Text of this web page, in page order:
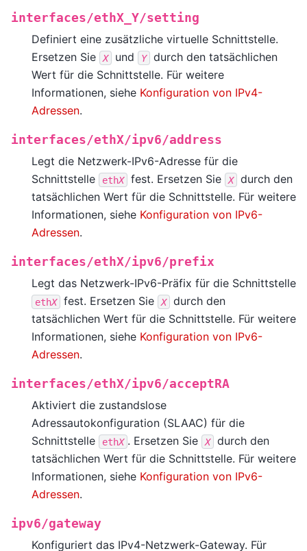
interfaces/ethX_Y/setting
Definiert eine zusätzliche virtuelle Schnittstelle.
Ersetzen Sie
X und Y
durch den tatsächlichen
Wert für die Schnittstelle. Für weitere
Informationen, siehe Konfiguration von IPv4-
Adressen.
interfaces/ethX/ipv6/address
Legt die Netzwerk-IPv6-Adresse für die
Schnittstelle
ethX fest. Ersetzen Sie X
durch den
tatsächlichen Wert für die Schnittstelle. Für weitere
Informationen, siehe Konfiguration von IPv6-
Adressen.
interfaces/ethX/ipv6/prefix
Legt das Netzwerk-IPv6-Präfix für die Schnittstelle
ethX fest. Ersetzen Sie X
durch den
tatsächlichen Wert für die Schnittstelle. Für weitere
Informationen, siehe Konfiguration von IPv6-
Adressen.
interfaces/ethX/ipv6/acceptRA
Aktiviert die zustandslose
Adressautokonfiguration (SLAAC) für die
Schnittstelle
ethX . Ersetzen Sie X
durch den
tatsächlichen Wert für die Schnittstelle. Für weitere
Informationen, siehe Konfiguration von IPv6-
Adressen.
ipv6/gateway
Konfiguriert das IPv4-Netzwerk-Gateway. Für